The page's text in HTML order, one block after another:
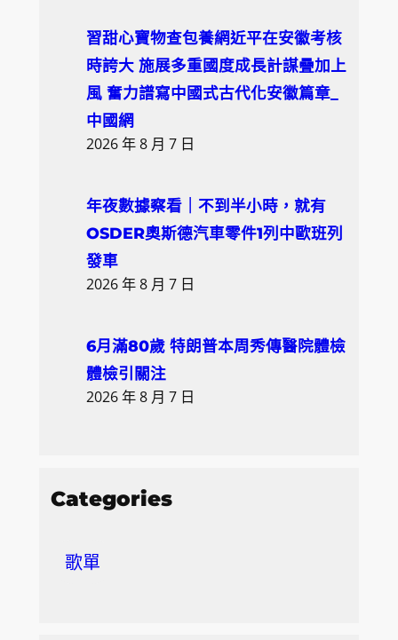
習甜心寶物查包養網近平在安徽考核
時誇大 施展多重國度成長計謀疊加上
風 奮力譜寫中國式古代化安徽篇章_
中國網
2026 年 8 月 7 日
年夜數據察看｜不到半小時，就有
OSDER奧斯德汽車零件1列中歐班列
發車
2026 年 8 月 7 日
6月滿80歲 特朗普本周秀傳醫院體檢
體檢引關注
2026 年 8 月 7 日
Categories
歌單